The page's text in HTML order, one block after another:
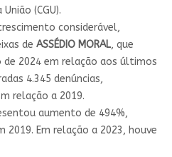
(CGU).
considerável,
de ASSÉDIO MORAL, que
de 2024 em relação aos últimos
4.345 denúncias,
relação a 2019.
aumento de 494%,
2019. Em relação a 2023, houve